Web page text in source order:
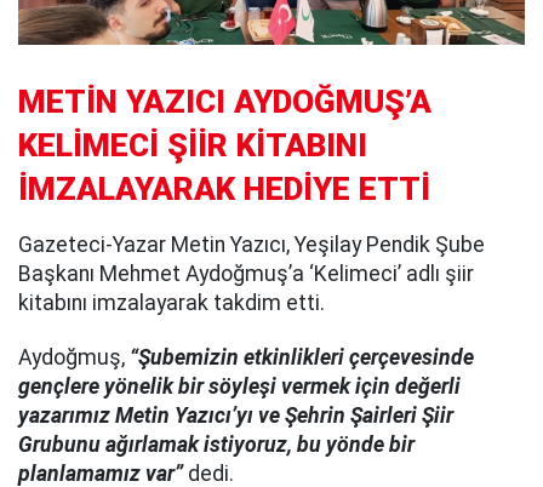
METİN YAZICI AYDOĞMUŞ’A
KELİMECİ ŞİİR KİTABINI
İMZALAYARAK HEDİYE ETTİ
Gazeteci-Yazar Metin Yazıcı, Yeşilay Pendik Şube
Başkanı Mehmet Aydoğmuş’a ‘Kelimeci’ adlı şiir
kitabını imzalayarak takdim etti.
Aydoğmuş, “Şubemizin etkinlikleri çerçevesinde
gençlere yönelik bir söyleşi vermek için değerli
yazarımız Metin Yazıcı’yı ve Şehrin Şairleri Şiir
Grubunu ağırlamak istiyoruz, bu yönde bir
planlamamız var”dedi.